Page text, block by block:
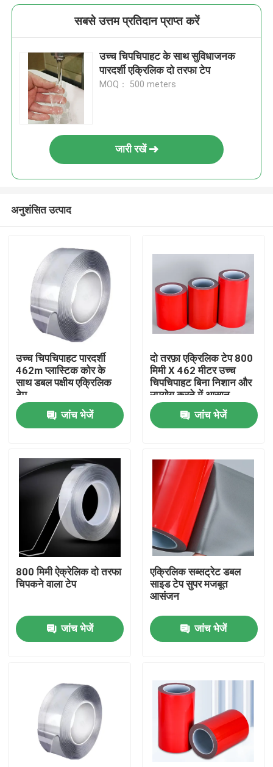
हमारे बारे में
फैक्टरी यात्रा
हमसे संपर्क करें
एक बोली का अनुरोध
गर्म पिघल चिपकने वाला टेप
कालीन चिपकने वाला टेप
सबसे उत्तम प्रतिदान प्राप्त करें
उच्च चिपचिपाहट के साथ सुविधाजनक
पारदर्शी एक्रिलिक दो तरफा टेप
MOQ： 500 meters
जारी रखें
अनुशंसित उत्पाद
उच्च चिपचिपाहट पारदर्शी
462m प्लास्टिक कोर के
साथ डबल पक्षीय एक्रिलिक
टेप
जांच भेजें
दो तरफ़ा एक्रिलिक टेप 800
मिमी X 462 मीटर उच्च
चिपचिपाहट बिना निशान और
उपयोग करने में आसान
जांच भेजें
800 मिमी ऐक्रेलिक दो तरफा
चिपकने वाला टेप
जांच भेजें
एक्रिलिक सब्सट्रेट डबल
साइड टेप सुपर मजबूत
आसंजन
जांच भेजें